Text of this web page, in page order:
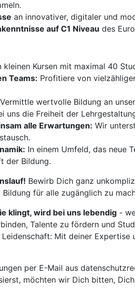
an innovativer, digitaler und
auf C1 Niveau des
kleinen Kursen mit maximal 40
Teams: Profitiere von
wertvolle Bildung an
uns die Freiheit der
alle Erwartungen: Wir
In einem Umfeld, das neue
der Bildung.
Bewirb Dich ganz
für alle zugänglich zu
klingt, wird bei uns lebendig -
Talente zu fördern und
Mit deiner
per E-Mail aus
möchten wir Dich bitten,